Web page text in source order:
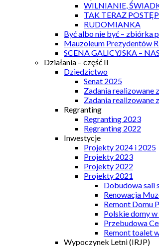
WILNIANIE,
TAK TERAZ
RUDOMIANKA
Być albo nie być – zbiórka
Mauzoleum Prezydentów
SCENA GALICYJSKA –
Działania – część II
Dziedzictwo
Senat 2025
Zadania realizowane
Zadania realizowane
Regranting
Regranting 2023
Regranting 2022
Inwestycje
Projekty 2024 i 2025
Projekty 2023
Projekty 2022
Projekty 2021
Dobudowa sali
Renowacja
Remont Domu
Polskie domy
Przebudowa
Remont toalet
Wypoczynek Letni (IRJP)